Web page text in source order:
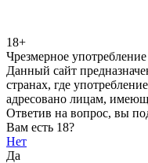
18+
Чрезмерное
Данный сайт
странах, где
адресовано лицам,
Ответив на вопрос, вы
Вам есть 18?
Нет
Да